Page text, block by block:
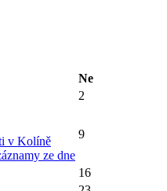
Ne
2
v Kolíně
ze dne
9
16